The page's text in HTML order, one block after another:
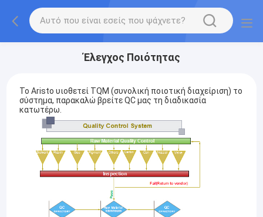
Έλεγχος Ποιότητας
Το Aristo υιοθετεί TQM (συνολική ποιοτική διαχείριση) το
σύστημα, παρακαλώ βρείτε QC μας τη διαδικασία
κατωτέρω.